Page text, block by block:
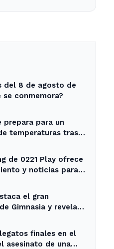
del 8 de agosto de
se conmemora?
prepara para un
temperaturas tras
de 0221 Play ofrece
y noticias para
el gran
Gimnasia y revela
finales en el
asesinato de una